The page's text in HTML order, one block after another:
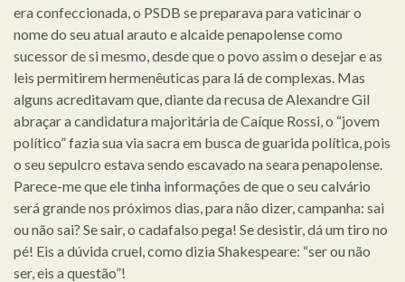
era confeccionada, o PSDB se preparava para vaticinar o
nome do seu atual arauto e alcaide penapolense como
sucessor de si mesmo, desde que o povo assim o desejar e as
leis permitirem hermenêuticas para lá de complexas. Mas
alguns acreditavam que, diante da recusa de Alexandre Gil
abraçar a candidatura majoritária de Caíque Rossi, o “jovem
político” fazia sua via sacra em busca de guarida política, pois
o seu sepulcro estava sendo escavado na seara penapolense.
Parece-me que ele tinha informações de que o seu calvário
será grande nos próximos dias, para não dizer, campanha: sai
ou não sai? Se sair, o cadafalso pega! Se desistir, dá um tiro no
pé! Eis a dúvida cruel, como dizia Shakespeare: “ser ou não
ser, eis a questão”!